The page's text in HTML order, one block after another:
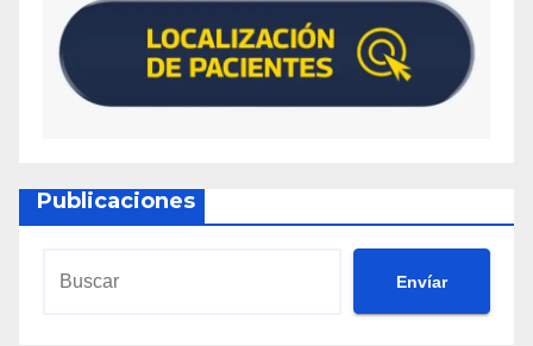
Publicaciones
Envíar